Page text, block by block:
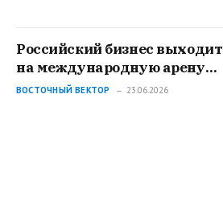
Российский бизнес выходит
на международную арену
используя платформу
ВОСТОЧНЫЙ ВЕКТОР 23.06.2026